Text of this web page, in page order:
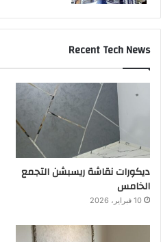
Recent Tech News
ديكورات نقاشة ريسبشن التجمع
الخامس
10 فبراير، 2026